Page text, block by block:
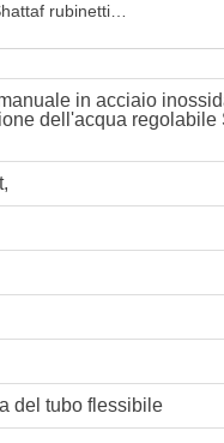
rubinetti
in acciaio
dell'acqua regolabile
,
del tubo flessibile